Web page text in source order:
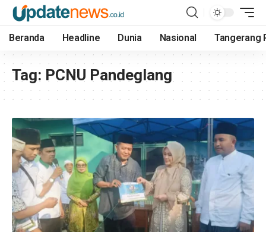
Beranda Headline Dunia Nasional Tangerang
Tag: PCNU Pandeglang